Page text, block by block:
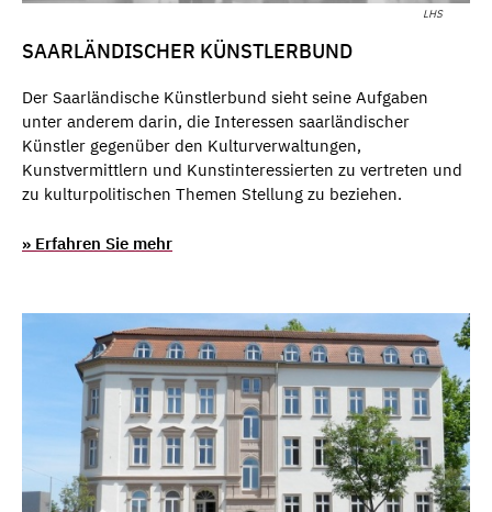
LHS
SAARLÄNDISCHER KÜNSTLERBUND
Der Saarländische Künstlerbund sieht seine Aufgaben
unter anderem darin, die Interessen saarländischer
Künstler gegenüber den Kulturverwaltungen,
Kunstvermittlern und Kunstinteressierten zu vertreten und
zu kulturpolitischen Themen Stellung zu beziehen.
» Erfahren Sie mehr